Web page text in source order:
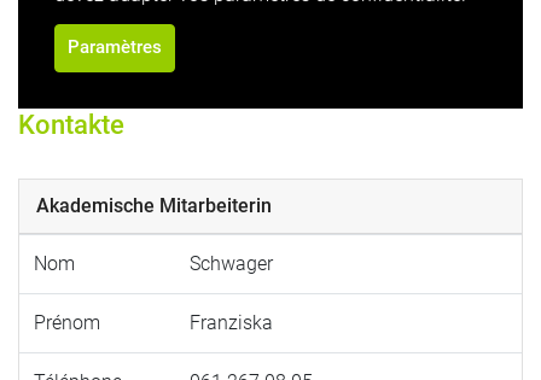
Paramètres
Kontakte
Akademische Mitarbeiterin
Nom Schwager
Prénom Franziska